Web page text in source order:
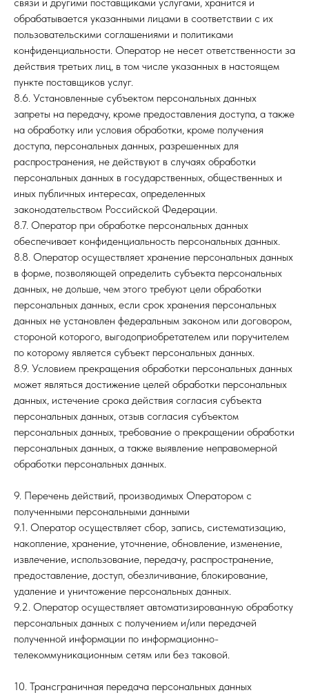
обрабатывается указанными лицами в соответствии с их
пользовательскими соглашениями и политиками
конфиденциальности. Оператор не несет ответственности за
действия третьих лиц, в том числе указанных в настоящем
пункте поставщиков услуг.
8.6. Установленные субъектом персональных данных
запреты на передачу, кроме предоставления доступа, а также
на обработку или условия обработки, кроме получения
доступа, персональных данных, разрешенных для
распространения, не действуют в случаях обработки
персональных данных в государственных, общественных и
иных публичных интересах, определенных
законодательством Российской Федерации.
8.7. Оператор при обработке персональных данных
обеспечивает конфиденциальность персональных данных.
8.8. Оператор осуществляет хранение персональных данных
в форме, позволяющей определить субъекта персональных
данных, не дольше, чем этого требуют цели обработки
персональных данных, если срок хранения персональных
данных не установлен федеральным законом или договором,
стороной которого, выгодоприобретателем или поручителем
по которому является субъект персональных данных.
8.9. Условием прекращения обработки персональных данных
может являться достижение целей обработки персональных
данных, истечение срока действия согласия субъекта
персональных данных, отзыв согласия субъектом
персональных данных, требование о прекращении обработки
персональных данных, а также выявление неправомерной
обработки персональных данных.
9. Перечень действий, производимых Оператором с
полученными персональными данными
9.1. Оператор осуществляет сбор, запись, систематизацию,
накопление, хранение, уточнение, обновление, изменение,
извлечение, использование, передачу, распространение,
предоставление, доступ, обезличивание, блокирование,
удаление и уничтожение персональных данных.
9.2. Оператор осуществляет автоматизированную обработку
персональных данных с получением и/или передачей
полученной информации по информационно-
телекоммуникационным сетям или без таковой.
10. Трансграничная передача персональных данных